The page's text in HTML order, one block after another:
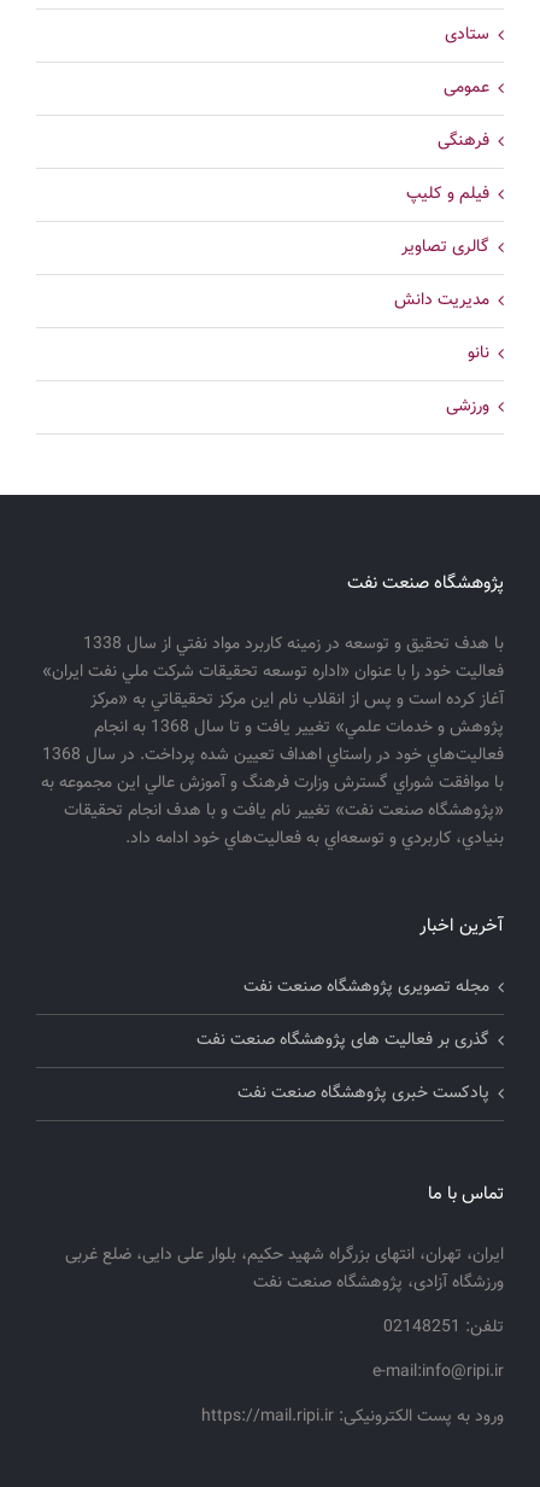
ستادی
عمومی
فرهنگی
فیلم و کلیپ
گالری تصاویر
مدیریت دانش
نانو
ورزشی
پژوهشگاه صنعت نفت
با هدف تحقيق و توسعه در زمينه كاربرد مواد نفتي از سال 1338
فعاليت خود را با عنوان «اداره توسعه تحقيقات شركت ملي نفت ايران»
آغاز كرده است و پس از انقلاب نام اين مركز تحقيقاتي به «مركز
پژوهش و خدمات علمي» تغيير يافت و تا سال 1368 به انجام
فعاليت‌هاي خود در راستاي اهداف تعيين شده پرداخت. در سال 1368
با موافقت شوراي گسترش وزارت فرهنگ و آموزش عالي اين مجموعه به
«پژوهشگاه صنعت نفت» تغيير نام يافت و با هدف انجام تحقيقات
بنيادي، كاربردي و توسعه‌اي به فعاليت‌هاي خود ادامه داد.
آخرین اخبار
مجله تصویری پژوهشگاه صنعت نفت
گذری بر فعالیت های پژوهشگاه صنعت نفت
پادکست خبری پژوهشگاه صنعت نفت
تماس با ما
ایران، تهران، انتهای بزرگراه شهید حکیم، بلوار علی دایی، ضلع غربی
ورزشگاه آزادی، پژوهشگاه صنعت نفت
تلفن: 02148251
e-mail:info@ripi.ir
ورود به پست الکترونیکی: https://mail.ripi.ir